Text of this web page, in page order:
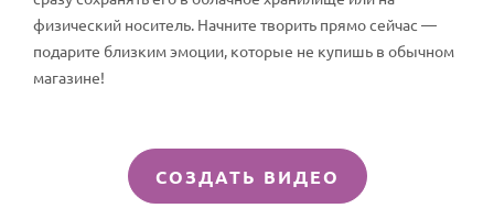
физический носитель. Начните творить прямо сейчас —
подарите близким эмоции, которые не купишь в обычном
магазине!
СОЗДАТЬ ВИДЕО